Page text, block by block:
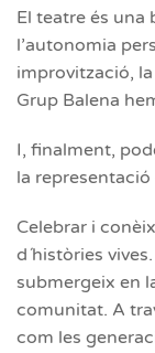
El teatre és una
l’autonomia
improvització,
Grup Balena
I, finalment,
la
Celebrar i
d´històries
submergeix en
comunitat. A
com les